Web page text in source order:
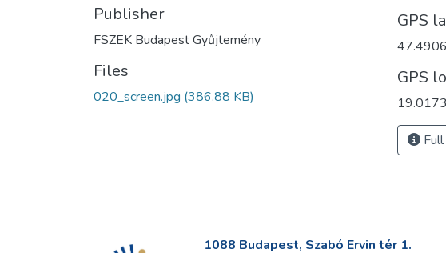
Publisher
FSZEK Budapest Gyűjtemény
Files
020_screen.jpg (386.88 KB)
GPS
GPS
1088 Budapest, Szabó Ervin tér 1.